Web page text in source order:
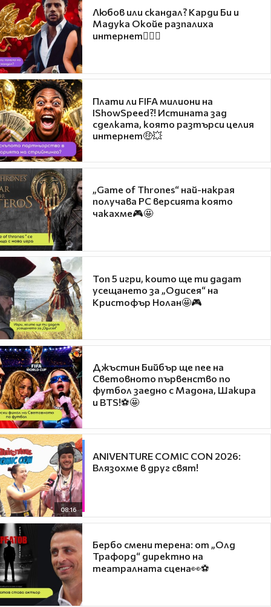
Любов или скандал? Карди Би и
Мадука Окойе разпалиха
интернет❤️‍🔥🔥
Плати ли FIFA милиони на
IShowSpeed?! Истината зад
сделката, която разтърси целия
интернет🤑💥
„Game of Thrones“ най-накрая
получава PC версията която
чакахме🎮🤩
Топ 5 игри, които ще ти дадат
усещането за „Одисея“ на
Кристофър Нолан🤩🎮
Джъстин Бийбър ще пее на
Световното първенство по
футбол заедно с Мадона, Шакира
и BTS!⚽🤩
08:16
ANIVENTURE COMIC CON 2026:
Влязохме в друг свят!
Бербо смени терена: от „Олд
Трафорд“ директно на
театралната сцена👀⚽